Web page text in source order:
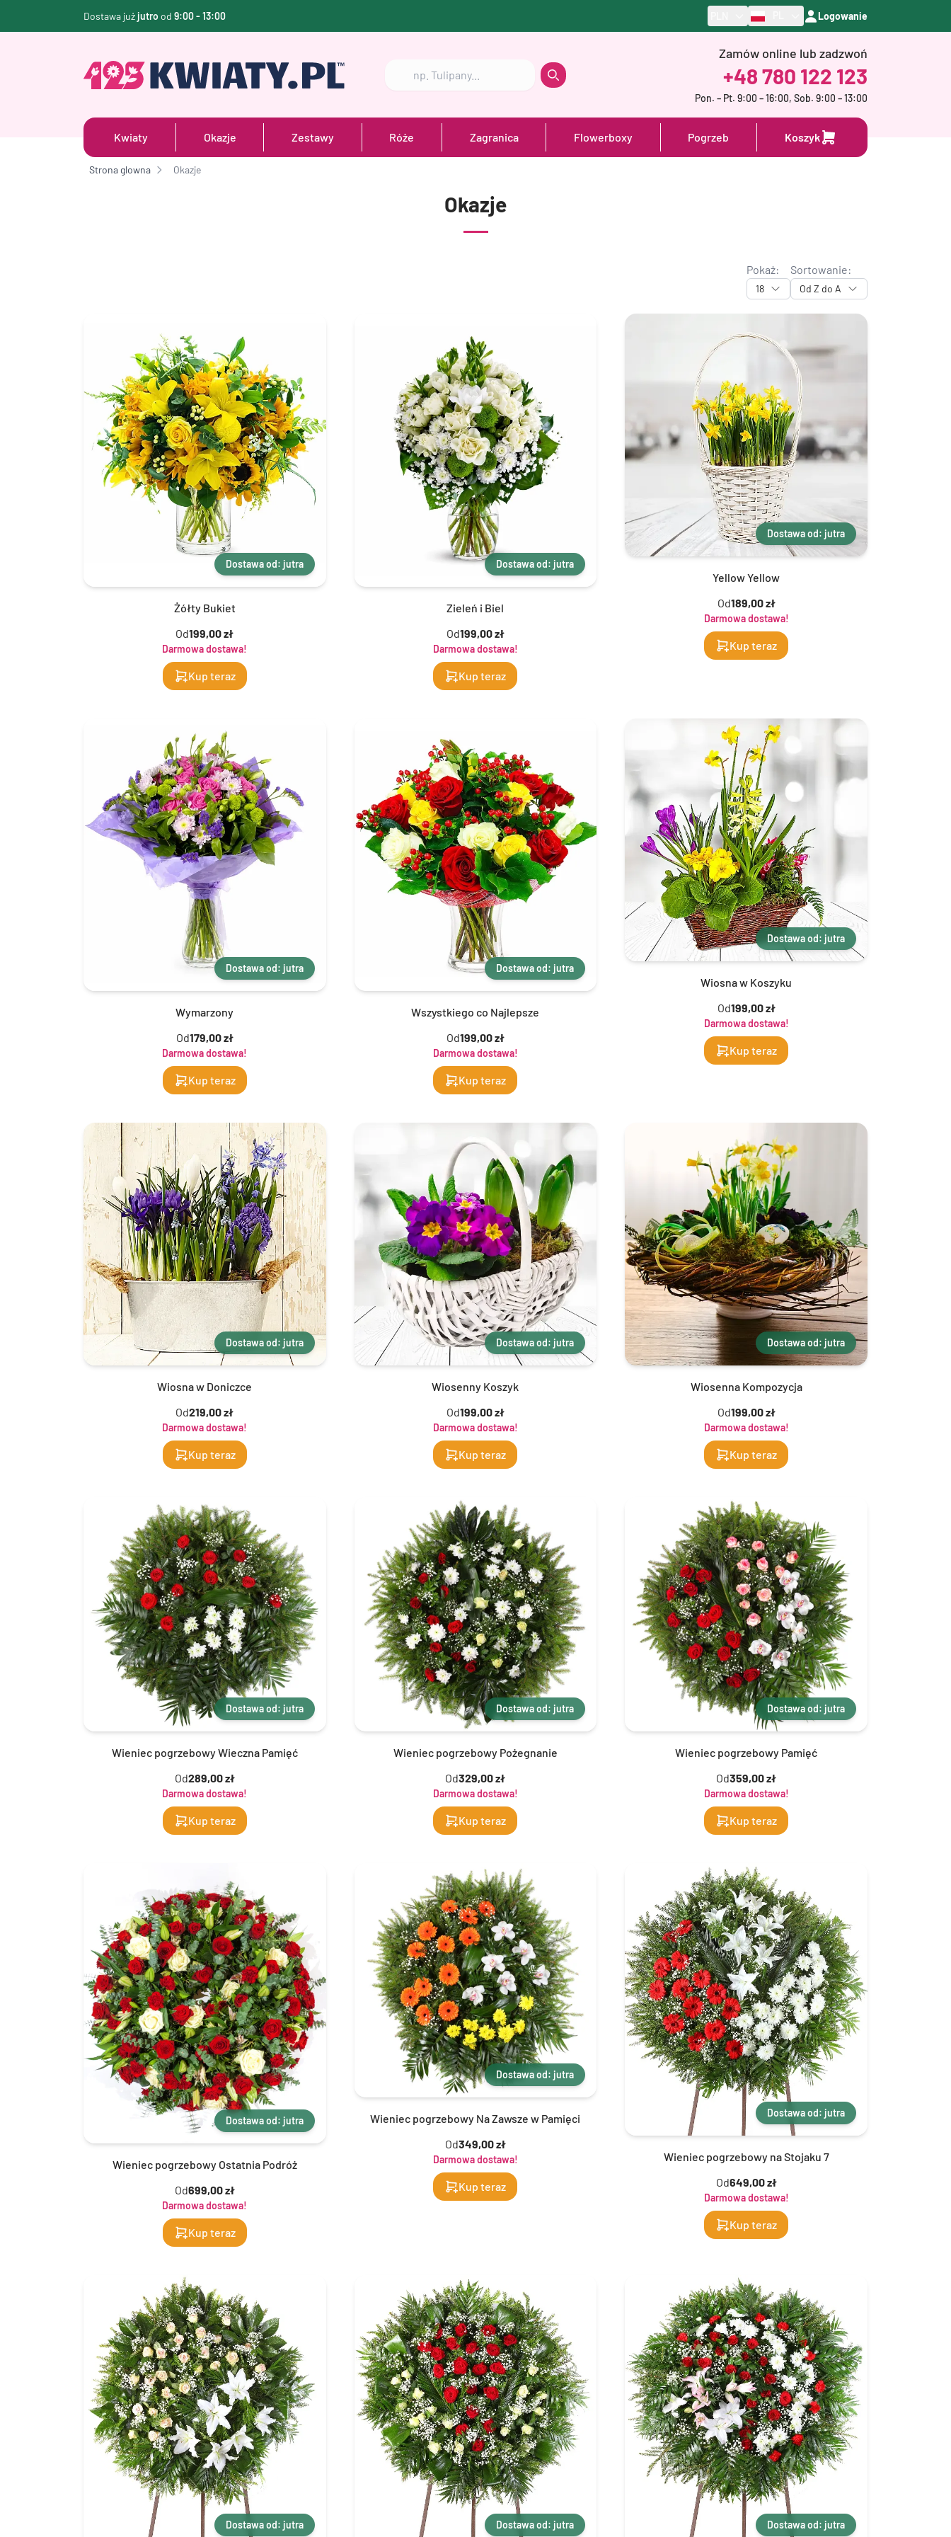
Dostawa jużjutro od 9:00 - 13:00 Logowanie
Szukaj Szukaj
Zamów online lub zadzwoń
+48 780 122 123
Pon. – Pt. 9:00 – 16:00, Sob. 9:00 – 13:00
Kwiaty Okazje Zestawy Róże Zagranica Flowerboxy Pogrzeb Koszyk
Strona glowna Okazje
Okazje
Pokaż:
18
Sortowanie:
Od Z do A
Dostawa od: jutra
Żółty Bukiet
Od199,00 zł
Darmowa dostawa!
Kup teraz
Dostawa od: jutra
Zieleń i Biel
Od199,00 zł
Darmowa dostawa!
Kup teraz
Dostawa od: jutra
Yellow Yellow
Od189,00 zł
Darmowa dostawa!
Kup teraz
Dostawa od: jutra
Wymarzony
Od179,00 zł
Darmowa dostawa!
Kup teraz
Dostawa od: jutra
Wszystkiego co Najlepsze
Od199,00 zł
Darmowa dostawa!
Kup teraz
Dostawa od: jutra
Wiosna w Koszyku
Od199,00 zł
Darmowa dostawa!
Kup teraz
Dostawa od: jutra
Wiosna w Doniczce
Od219,00 zł
Darmowa dostawa!
Kup teraz
Dostawa od: jutra
Wiosenny Koszyk
Od199,00 zł
Darmowa dostawa!
Kup teraz
Dostawa od: jutra
Wiosenna Kompozycja
Od199,00 zł
Darmowa dostawa!
Kup teraz
Dostawa od: jutra
Wieniec pogrzebowy Wieczna Pamięć
Od289,00 zł
Darmowa dostawa!
Kup teraz
Dostawa od: jutra
Wieniec pogrzebowy Pożegnanie
Od329,00 zł
Darmowa dostawa!
Kup teraz
Dostawa od: jutra
Wieniec pogrzebowy Pamięć
Od359,00 zł
Darmowa dostawa!
Kup teraz
Dostawa od: jutra
Wieniec pogrzebowy Ostatnia Podróż
Od699,00 zł
Darmowa dostawa!
Kup teraz
Dostawa od: jutra
Wieniec pogrzebowy Na Zawsze w Pamięci
Od349,00 zł
Darmowa dostawa!
Kup teraz
Dostawa od: jutra
Wieniec pogrzebowy na Stojaku 7
Od649,00 zł
Darmowa dostawa!
Kup teraz
Dostawa od: jutra Dostawa od: jutra Dostawa od: jutra